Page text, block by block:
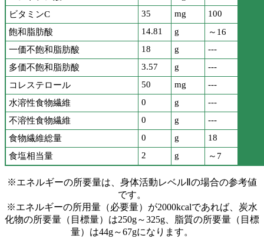
ビタミンC
35 mg
100
飽和脂肪酸
14.81 g
～16
一価不飽和脂肪酸
18 g
---
多価不飽和脂肪酸
3.57 g
---
コレステロール
50 mg
---
水溶性食物繊維
0 g
---
不溶性食物繊維
0 g
---
食物繊維総量
0 g
18
食塩相当量
2 g ～7
※エネルギーの所要量は、身体活動レベルⅡの場合の参考値
です。
※エネルギーの所用量（必要量）が2000kcalであれば、炭水
化物の所要量（目標量）は250g～325g、脂質の所要量（目標
量）は44g～67gになります。